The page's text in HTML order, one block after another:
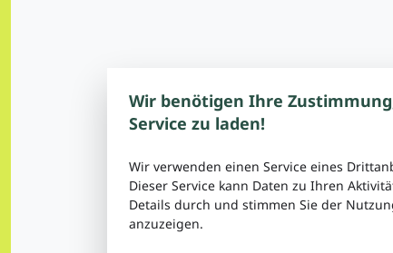
Wir benötigen Ihre
Service zu laden!
Wir verwenden einen Service eines
Dieser Service kann Daten zu Ihren
Details durch und stimmen Sie der
anzuzeigen.